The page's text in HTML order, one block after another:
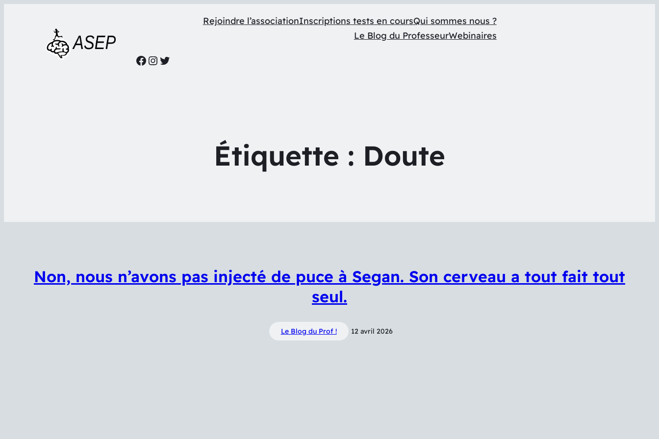
Rejoindre l’associationInscriptions tests en coursQui sommes nous ?
Le Blog du ProfesseurWebinaires
Facebook
Instagram
Twitter
Étiquette : Doute
Non, nous n’avons pas injecté de puce à Segan. Son cerveau a tout fait tout
seul.
Le Blog du Prof ! 12 avril 2026